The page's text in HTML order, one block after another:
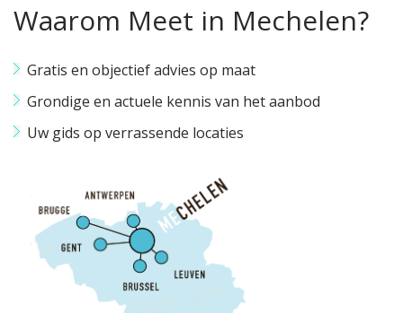
Waarom Meet in Mechelen?
Gratis en objectief advies op maat
Grondige en actuele kennis van het aanbod
Uw gids op verrassende locaties